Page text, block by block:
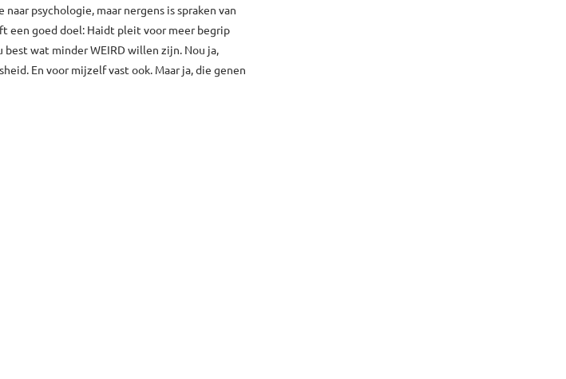
psychologie, maar nergens is spraken van
een goed doel: Haidt pleit voor meer begrip
wat minder WEIRD willen zijn. Nou ja,
En voor mijzelf vast ook. Maar ja, die genen